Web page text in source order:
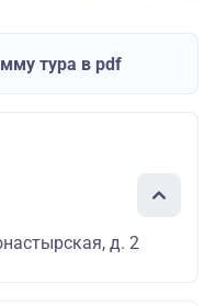
тура в pdf
д. 2